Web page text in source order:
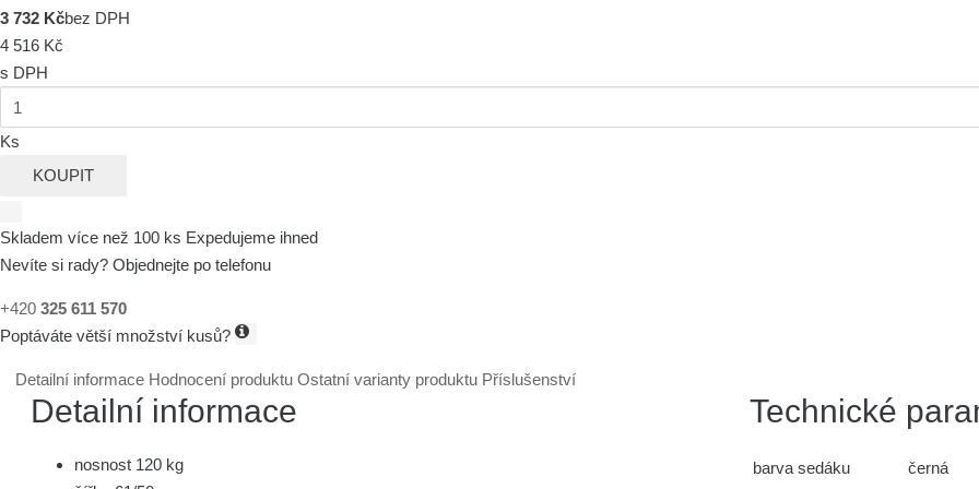
3 732 Kčbez DPH
4 516 Kč
s DPH
Ks
KOUPIT
Skladem více než 100 ks Expedujeme ihned
Nevíte si rady? Objednejte po telefonu
+420 325 611 570
Poptáváte větší množství kusů?
Detailní informace Hodnocení produktuOstatní varianty produktu Příslušenství
Detailní informace
nosnost 120 kg
Technické
barva sedáku černá